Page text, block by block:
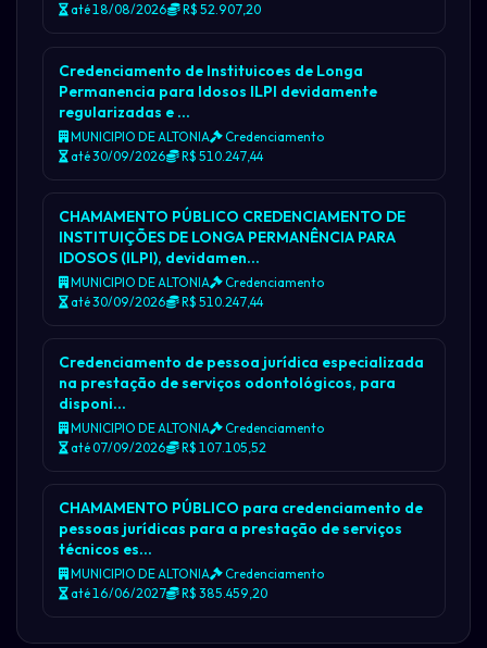
até 18/08/2026
R$ 52.907,20
Credenciamento de Instituicoes de Longa
Permanencia para Idosos ILPI devidamente
regularizadas e …
MUNICIPIO DE ALTONIA
Credenciamento
até 30/09/2026
R$ 510.247,44
CHAMAMENTO PÚBLICO CREDENCIAMENTO DE
INSTITUIÇÕES DE LONGA PERMANÊNCIA PARA
IDOSOS (ILPI), devidamen…
MUNICIPIO DE ALTONIA
Credenciamento
até 30/09/2026
R$ 510.247,44
Credenciamento de pessoa jurídica especializada
na prestação de serviços odontológicos, para
disponi…
MUNICIPIO DE ALTONIA
Credenciamento
até 07/09/2026
R$ 107.105,52
CHAMAMENTO PÚBLICO para credenciamento de
pessoas jurídicas para a prestação de serviços
técnicos es…
MUNICIPIO DE ALTONIA
Credenciamento
até 16/06/2027
R$ 385.459,20